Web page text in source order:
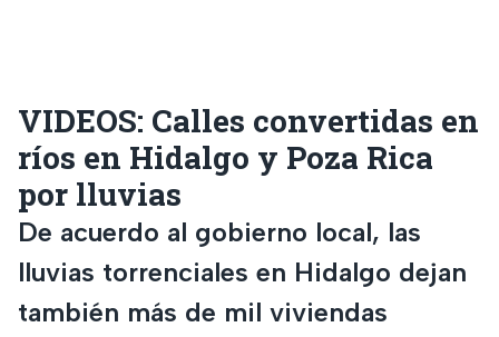
VIDEOS: Calles convertidas en
ríos en Hidalgo y Poza Rica
por lluvias
De acuerdo al gobierno local, las
lluvias torrenciales en Hidalgo dejan
también más de mil viviendas